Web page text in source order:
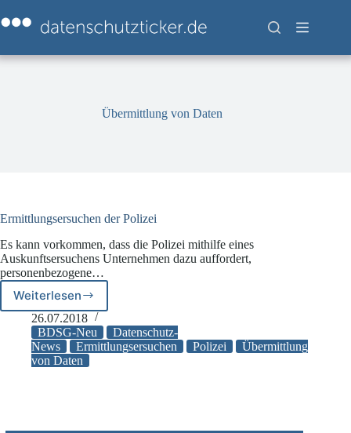
Inhalt
springen
Übermittlung von Daten
Ermittlungsersuchen der Polizei
Es kann vorkommen, dass die Polizei mithilfe eines
Auskunftsersuchens Unternehmen dazu auffordert,
personenbezogene…
WeiterlesenErmittlungsersuchen
der
Polizei
26.07.2018
BDSG-Neu
Datenschutz-
News
Ermittlungsersuchen Polizei
Übermittlung
von Daten